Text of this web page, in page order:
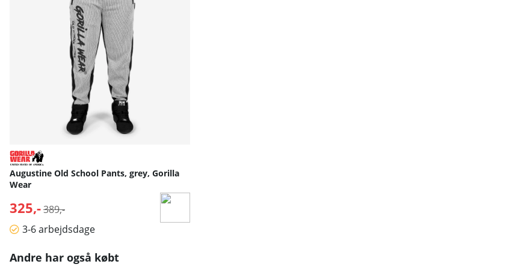
Augustine Old School Pants, grey, Gorilla
Wear
325,- Normalpris:
389,-
3-6 arbejdsdage
Andre har også købt